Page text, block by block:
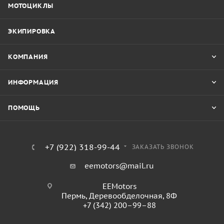
МОТОЦИКЛЫ
ЭКИПИРОВКА
КОМПАНИЯ
ИНФОРМАЦИЯ
ПОМОЩЬ
+7 (922) 318-99-44 ЗАКАЗАТЬ ЗВОНОК
eemotors@mail.ru
EEMotors
Пермь, Деревообделочная, 8Ф
+7 (342) 200–99–88